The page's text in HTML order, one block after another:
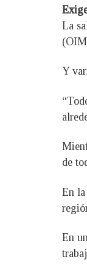
La
Y
de
En la
En